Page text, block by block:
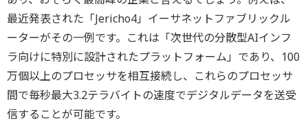
最近発表された「Jericho4」イーサネットファブリックル
ーターがその一例です。これは「次世代の分散型AIインフ
ラ向けに特別に設計されたプラットフォーム」であり、100
万個以上のプロセッサを相互接続し、これらのプロセッサ
間で毎秒最大3.2テラバイトの速度でデジタルデータを送受
信することが可能です。